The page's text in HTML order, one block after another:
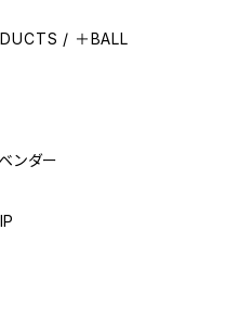
/ ＋BALL
ンダー